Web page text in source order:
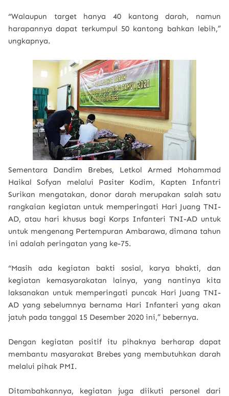
“Walaupun target hanya 40 kantong darah, namun
harapannya dapat terkumpul 50 kantong bahkan lebih,”
ungkapnya.
Sementara Dandim Brebes, Letkol Armed Mohammad
Haikal Sofyan melalui Pasiter Kodim, Kapten Infantri
Surikan mengatakan, donor darah merupakan salah satu
rangkaian kegiatan untuk memperingati Hari Juang TNI-
AD, atau hari khusus bagi Korps Infanteri TNI-AD untuk
untuk mengenang Pertempuran Ambarawa, dimana tahun
ini adalah peringatan yang ke-75.
“Masih ada kegiatan bakti sosial, karya bhakti, dan
kegiatan kemasyarakatan lainya, yang nantinya kita
laksanakan untuk memperingati puncak Hari Juang TNI-
AD yang sebelumnya bernama Hari Infanteri yang akan
jatuh pada tanggal 15 Desember 2020 ini,” bebernya.
Dengan kegiatan positif itu pihaknya berharap dapat
membantu masyarakat Brebes yang membutuhkan darah
melalui pihak PMI.
Ditambahkannya, kegiatan juga diikuti personel dari